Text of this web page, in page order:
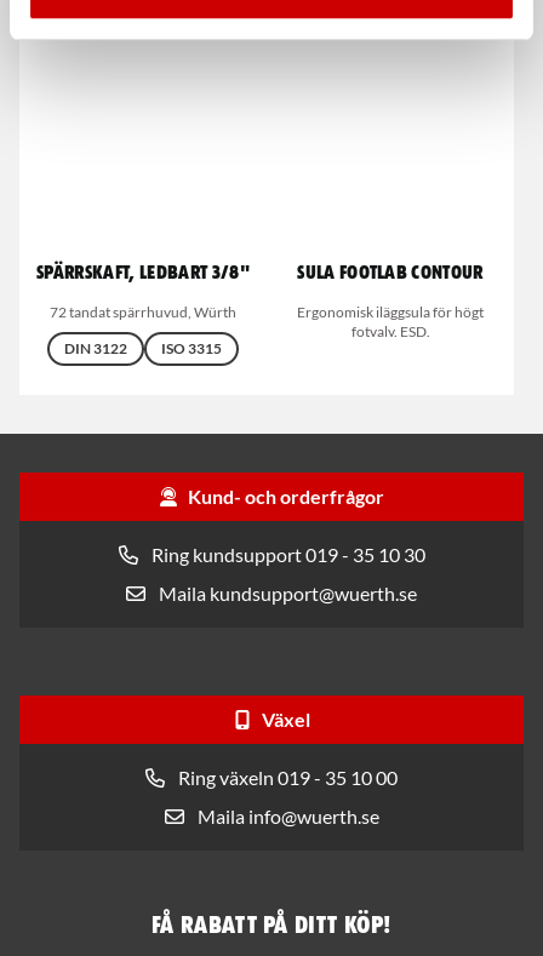
sats 3 del
Spärrskaft, ledbart 3/8"
72 tandat spärrhuvud, Würth
DIN 3122
ISO 3315
Sula Footlab Contour
Ergonomisk iläggsula för högt
fotvalv. ESD.
Kund- och orderfrågor
Ring kundsupport 019 - 35 10 30
Maila kundsupport@wuerth.se
Växel
Ring växeln 019 - 35 10 00
Maila info@wuerth.se
Få rabatt på ditt köp!